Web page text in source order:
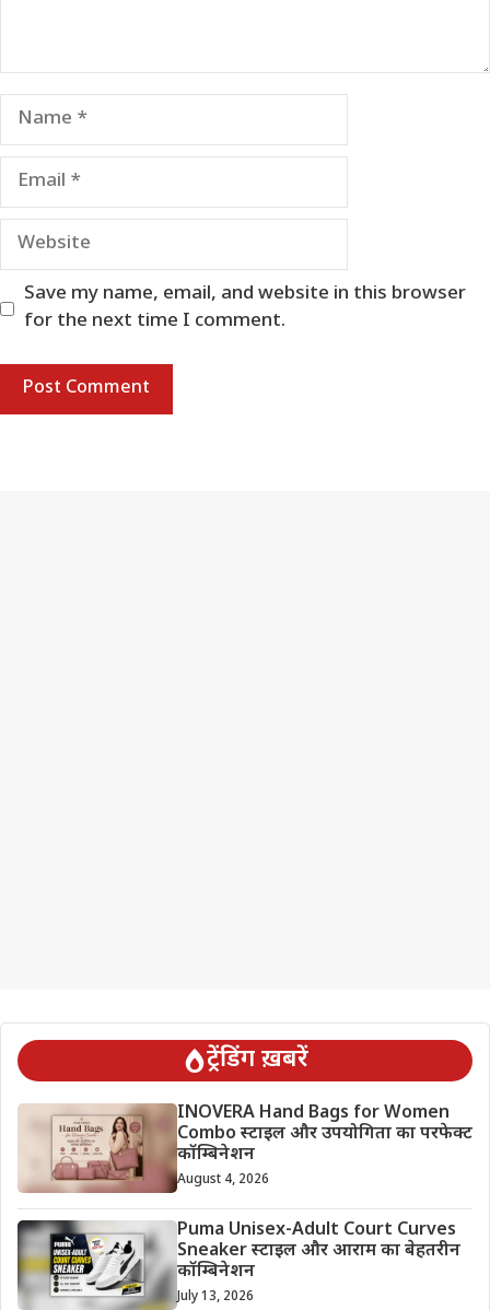
Name
Email
Website
Save my name, email, and website in this browser
for the next time I comment.
ट्रेंडिंग ख़बरें
INOVERA Hand Bags for Women
Combo स्टाइल और उपयोगिता का परफेक्ट
कॉम्बिनेशन
August 4, 2026
Puma Unisex-Adult Court Curves
Sneaker स्टाइल और आराम का बेहतरीन
कॉम्बिनेशन
July 13, 2026